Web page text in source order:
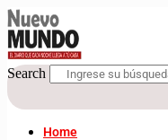
Search
Home